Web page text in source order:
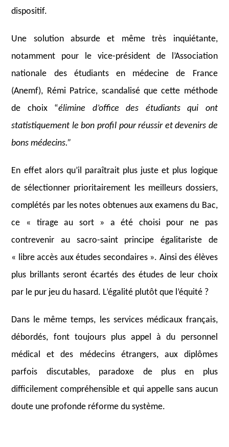
dispositif.
Une solution absurde et même très inquiétante,
notamment pour le vice-président de l’Association
nationale des étudiants en médecine de France
(Anemf), Rémi Patrice, scandalisé que cette méthode
de choix “élimine d’office des étudiants qui ont
statistiquement le bon profil pour réussir et devenirs de
bons médecins.”
En effet alors qu’il paraîtrait plus juste et plus logique
de sélectionner prioritairement les meilleurs dossiers,
complétés par les notes obtenues aux examens du Bac,
ce « tirage au sort » a été choisi pour ne pas
contrevenir au sacro-saint principe égalitariste de
« libre accès aux études secondaires ». Ainsi des élèves
plus brillants seront écartés des études de leur choix
par le pur jeu du hasard. L’égalité plutôt que l’équité ?
Dans le même temps, les services médicaux français,
débordés, font toujours plus appel à du personnel
médical et des médecins étrangers, aux diplômes
parfois discutables, paradoxe de plus en plus
difficilement compréhensible et qui appelle sans aucun
doute une profonde réforme du système.